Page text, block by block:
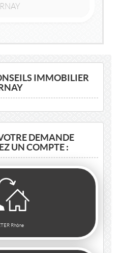
IMMOBILIER
DEMANDE
UN COMPTE :
Rhône